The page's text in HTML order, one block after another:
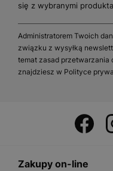
się z wybranymi
Administratorem Twoich
związku z wysyłką
temat zasad przetwarzania
znajdziesz w Polityce
Zakupy on-line